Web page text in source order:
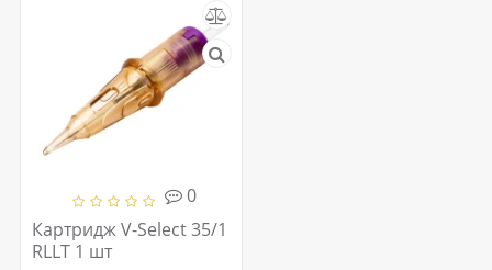
0
Картридж V-Select 35/1
RLLT 1 шт